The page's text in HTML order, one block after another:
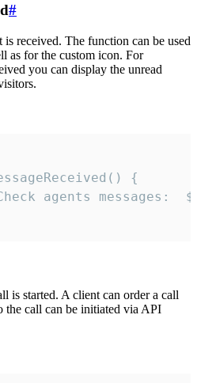
#
is received. The function can be used
as for the custom icon. For
you can display the unread
{
is started. A client can order a call
the call can be initiated via API